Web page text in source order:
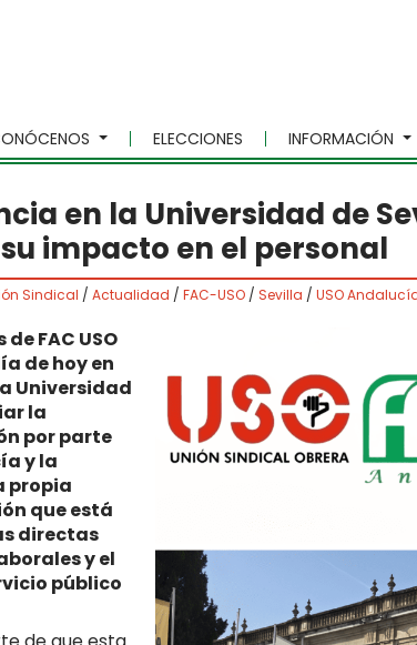
ELECCIONES INFORMACIÓN
en la Universidad de
impacto en el personal
Sindical / Actualidad / FAC-USO / Sevilla / USO
FAC USO
de hoy en
Universidad
la
por parte
y la
propia
que está
directas
y el
público